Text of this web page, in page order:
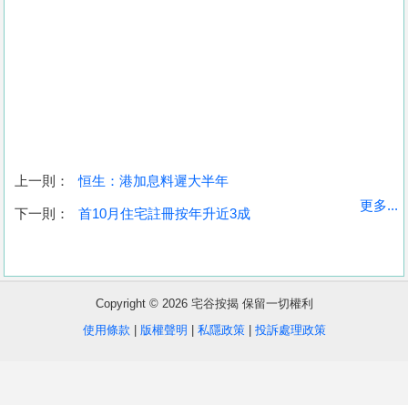
收
盤
上一則： 恒生：港加息料遲大半年
下一則： 首10月住宅註冊按年升近3成
更多...
Copyright © 2026 宅谷按揭 保留一切權利
使用條款
版權聲明 私隱政策| 投訴處理政策